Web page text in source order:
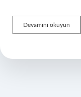
Devamını okuyun
Ne